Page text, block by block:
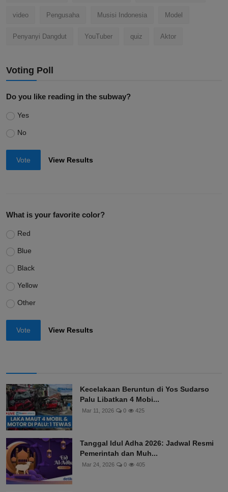
video Pengusaha Musisi Indonesia Model
Penyanyi Dangdut YouTuber quiz Aktor
Voting Poll
Do you like reading in the subway?
Yes
No
Vote View Results
What is your favorite color?
Red
Blue
Black
Yellow
Other
Vote View Results
Kecelakaan Beruntun di Yos Sudarso
Palu Libatkan 4 Mobi...
Mar 11, 2026 0 425
Tanggal Idul Adha 2026: Jadwal Resmi
Pemerintah dan Muh...
Mar 24, 2026 0 405